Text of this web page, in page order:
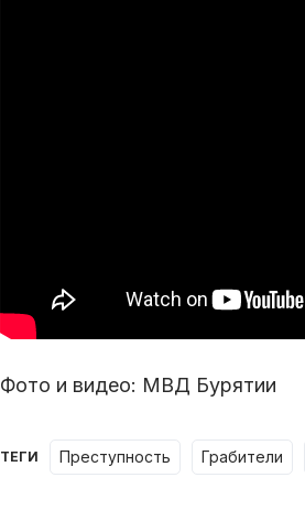
Фото и видео: МВД Бурятии
ТЕГИ преступность грабители